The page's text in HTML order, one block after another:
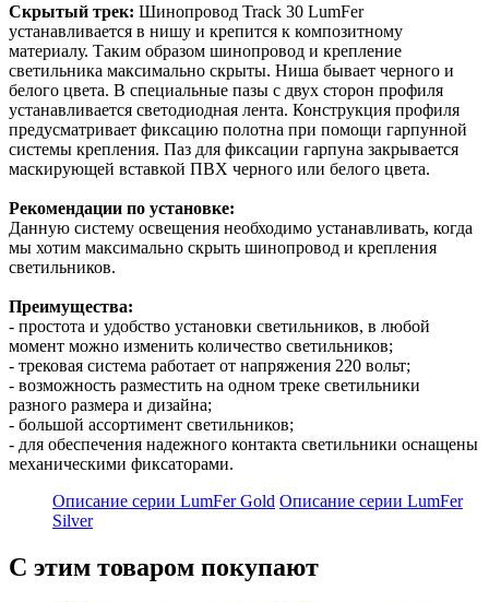
Скрытый трек: Шинопровод Track 30 LumFer
устанавливается в нишу и крепится к композитному
материалу. Таким образом шинопровод и крепление
светильника максимально скрыты. Ниша бывает черного и
белого цвета. В специальные пазы с двух сторон профиля
устанавливается светодиодная лента. Конструкция профиля
предусматривает фиксацию полотна при помощи гарпунной
системы крепления. Паз для фиксации гарпуна закрывается
маскирующей вставкой ПВХ черного или белого цвета.
Рекомендации по установке:
Данную систему освещения необходимо устанавливать, когда
мы хотим максимально скрыть шинопровод и крепления
светильников.
Преимущества:
- простота и удобство установки светильников, в любой
момент можно изменить количество светильников;
- трековая система работает от напряжения 220 вольт;
- возможность разместить на одном треке светильники
разного размера и дизайна;
- большой ассортимент светильников;
- для обеспечения надежного контакта светильники оснащены
механическими фиксаторами.
Описание серии LumFer Gold Описание серии LumFer
Silver
С этим товаром покупают